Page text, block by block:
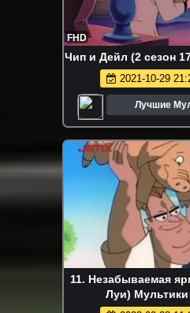
FHD
Чип и Дейл (2 сезон
2021-10-29
Лучшие
11. Незабываемая
Луи) Мультики
мультсериалы